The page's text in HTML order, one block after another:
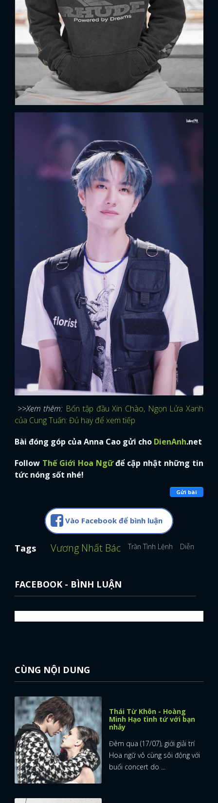
FACEBOOK GOOGLE
>>Xem thêm: Bốn tập đầu Xin Chào, Ngọn Lửa Xanh
của Cung Tuấn: Đủ hay để xem tiếp
Bài đóng góp của Anna Cao gửi cho DienAnh.net
Follow Thế Giới Hoa Ngữđể cập nhật những tin
tức nóng sốt nhé!
Gửi bài
Vào Facebook để bình luận
Tags Vương Nhất Bác Trần Tình Lệnh Diễn viên
FACEBOOK - BÌNH LUẬN
CÙNG NỘI DUNG
Thái Từ Khôn - Hoàng
Minh Hạo tình tứ với bạn
nhảy
Đêm qua (17/07), giới giải trí
Hoa ngữ vô cùng sôi động với
buổi concert do ...